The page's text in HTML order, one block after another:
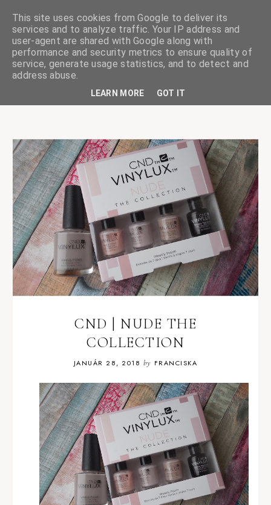
ciskaságok
CND | NUDE THE
COLLECTION
JANUÁR 28, 2018 by FRANCISKA
This site uses cookies from Google to deliver its
services and to analyze traffic. Your IP address and
user-agent are shared with Google along with
performance and security metrics to ensure quality of
service, generate usage statistics, and to detect and
address abuse.
LEARN MORE GOT IT